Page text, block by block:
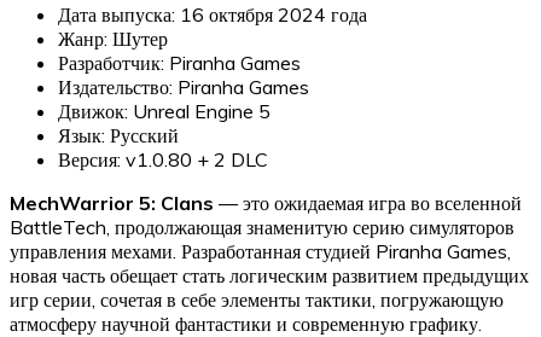
Дата выпуска: 16 октября 2024 года
Жанр: Шутер
Разработчик: Piranha Games
Издательство: Piranha Games
Движок: Unreal Engine 5
Язык: Русский
Версия: v1.0.80 + 2 DLC
MechWarrior 5: Clans — это ожидаемая игра во вселенной
BattleTech, продолжающая знаменитую серию симуляторов
управления мехами. Разработанная студией Piranha Games,
новая часть обещает стать логическим развитием предыдущих
игр серии, сочетая в себе элементы тактики, погружающую
атмосферу научной фантастики и современную графику.